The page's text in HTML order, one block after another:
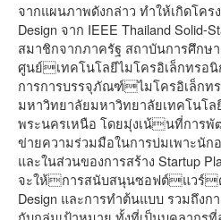
จากแผนภาพดังกล่าว ทำให้เกิดโคร
Design จาก IEEE Thailand Solid-
สมาชิกจากภาครัฐ สถาบันการศึกษ
ศูนย์เทคโนโลยีไมโครอิเล็กทรอ
การการบรรจุภัณฑ์ไมโครอิเล็กท
มหาวิทยาลัยมหาวิทยาลัยเทคโนโ
พระนครเหนือ โดยมุ่งเน้นที่การพั
ข่ายความร่วมมือในการบ่มเพาะนัก
และในส่วนของการสร้าง Startup
จะให้การสนับสนุนซอฟต์แวร์
Design และการทำต้นแบบ รวมถึงก